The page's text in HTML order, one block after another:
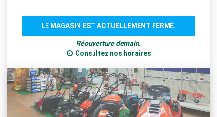
LE MAGASIN EST ACTUELLEMENT FERMÉ.
Réouverture demain.
Consultez nos horaires